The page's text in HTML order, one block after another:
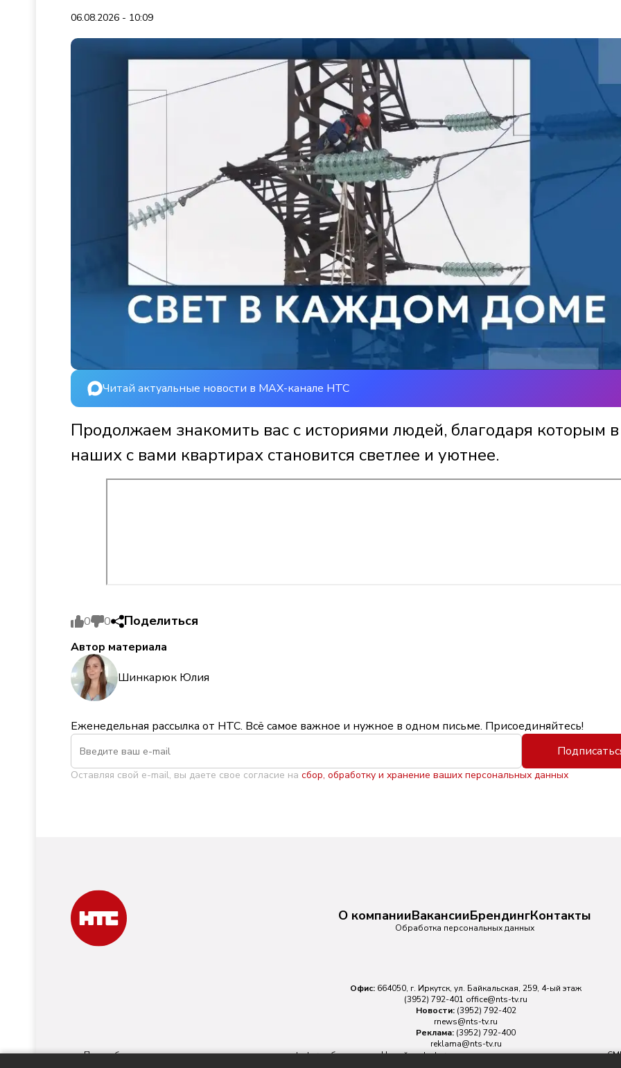
06.08.2026 - 10:09
Читай актуальные новости в MAX-канале НТС
Продолжаем знакомить вас с историями людей, благодаря которым в
наших с вами квартирах становится светлее и уютнее.
0 0 Поделиться
Автор материала
Шинкарюк Юлия
Еженедельная рассылка от НТС. Всё самое важное и нужное в одном письме. Присоединяйтесь!
Оставляя свой e-mail, вы даете свое согласие на сбор, обработку и хранение ваших персональных данных
О компанииВакансииБрендингКонтакты
Обработка персональных данных
Офис: 664050, г. Иркутск, ул. Байкальская, 259, 4-ый этаж
(3952) 792-401 office@nts-tv.ru
Новости: (3952) 792-402
rnews@nts-tv.ru
Реклама: (3952) 792-400
reklama@nts-tv.ru
При любом использовании материалов ссылка наnts-tv.ruобязательна. На сайте nts-tv.ru размещаются в том числе материалы